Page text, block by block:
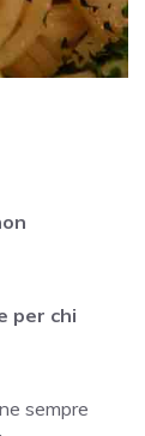
per chi
sempre